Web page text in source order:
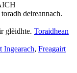
deireannach.
glèidhte. Toraidhean
Ingearach, Freagairt